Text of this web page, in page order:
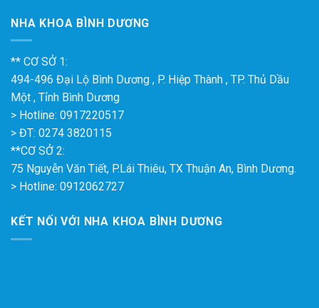
NHA KHOA BÌNH DƯƠNG
** CƠ SỞ 1:
494-496 Đại Lộ Bình Dương , P. Hiệp Thành , TP. Thủ Dầu
Một , Tỉnh Bình Dương
> Hotline: 0917220517
> ĐT: 0274 3820115
**CƠ SỞ 2:
75 Nguyễn Văn Tiết, P.Lái Thiêu, TX Thuận An, Bình Dương.
> Hotline: 0912062727
KẾT NỐI VỚI NHA KHOA BÌNH DƯƠNG